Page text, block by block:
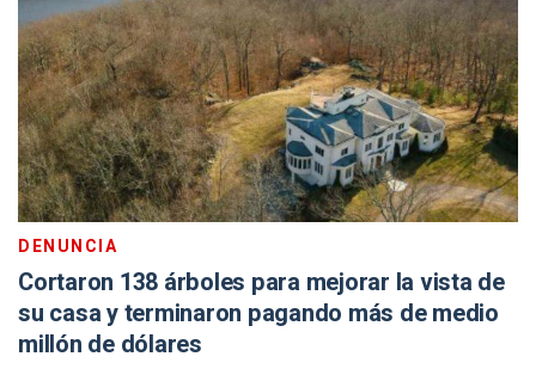
DENUNCIA
Cortaron 138 árboles para mejorar la vista de
su casa y terminaron pagando más de medio
millón de dólares